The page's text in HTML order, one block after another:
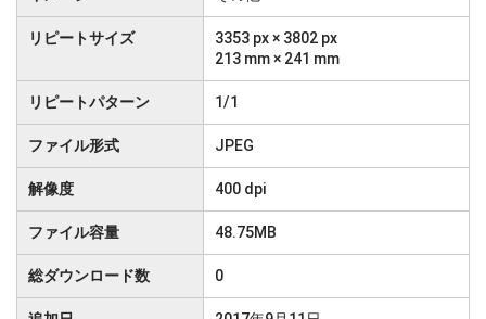
リピートサイズ
3353 px × 3802 px
213 mm × 241 mm
リピートパターン 1/1
ファイル形式 JPEG
解像度 400 dpi
ファイル容量 48.75MB
総ダウンロード数 0